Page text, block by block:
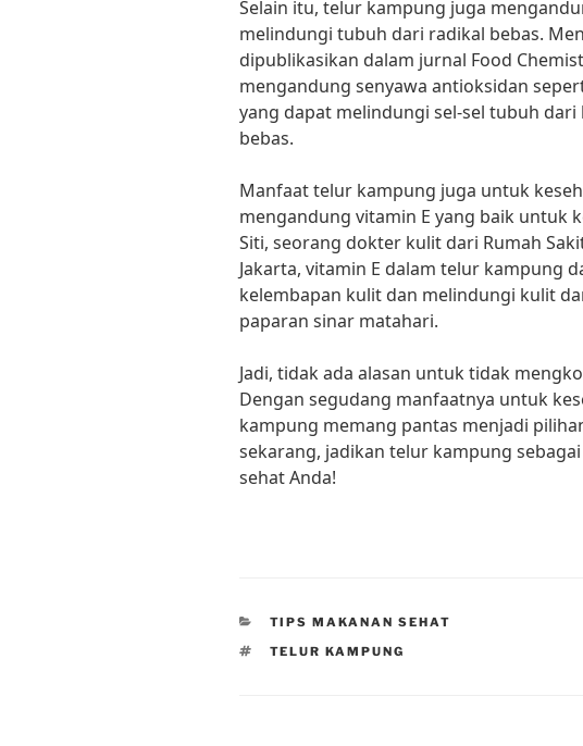
Selain itu, telur kampung juga
melindungi tubuh dari radikal bebas.
dipublikasikan dalam jurnal Food
mengandung senyawa antioksidan
yang dapat melindungi sel-sel tubuh
bebas.
Manfaat telur kampung juga untuk
mengandung vitamin E yang baik untuk
Siti, seorang dokter kulit dari Rumah
Jakarta, vitamin E dalam telur kampung
kelembapan kulit dan melindungi kulit
paparan sinar matahari.
Jadi, tidak ada alasan untuk tidak
Dengan segudang manfaatnya untuk
kampung memang pantas menjadi
sekarang, jadikan telur kampung
sehat Anda!
CATEGORIES
TIPS MAKANAN SEHAT
TAGS
TELUR KAMPUNG